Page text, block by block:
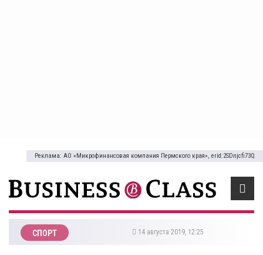
Реклама: АО «Микрофинансовая компания Пермского края», erid:2SDnjcfi73Q
СПОРТ 14 августа 2019, 12:25